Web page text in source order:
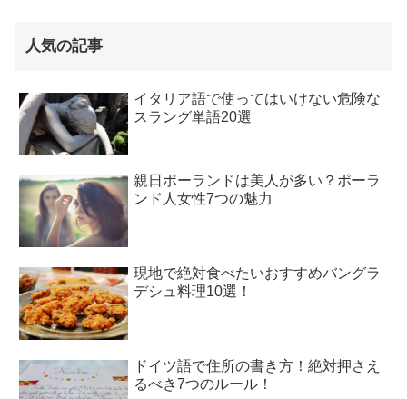
人気の記事
イタリア語で使ってはいけない危険な
スラング単語20選
親日ポーランドは美人が多い？ポーラ
ンド人女性7つの魅力
現地で絶対食べたいおすすめバングラ
デシュ料理10選！
ドイツ語で住所の書き方！絶対押さえ
るべき7つのルール！